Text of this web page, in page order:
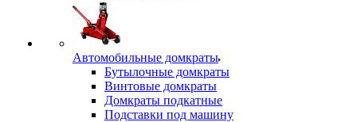
Автомобильные домкраты
Бутылочные домкраты
Винтовые домкраты
Домкраты подкатные
Подставки под машину